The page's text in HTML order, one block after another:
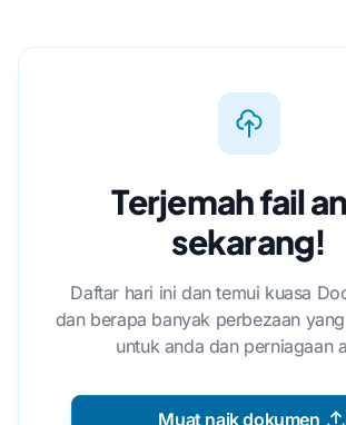
Terjemah fail
sekarang!
Daftar hari ini dan temui kuasa
dan berapa banyak perbezaan
untuk anda dan perniagaan
Muat naik dokumen